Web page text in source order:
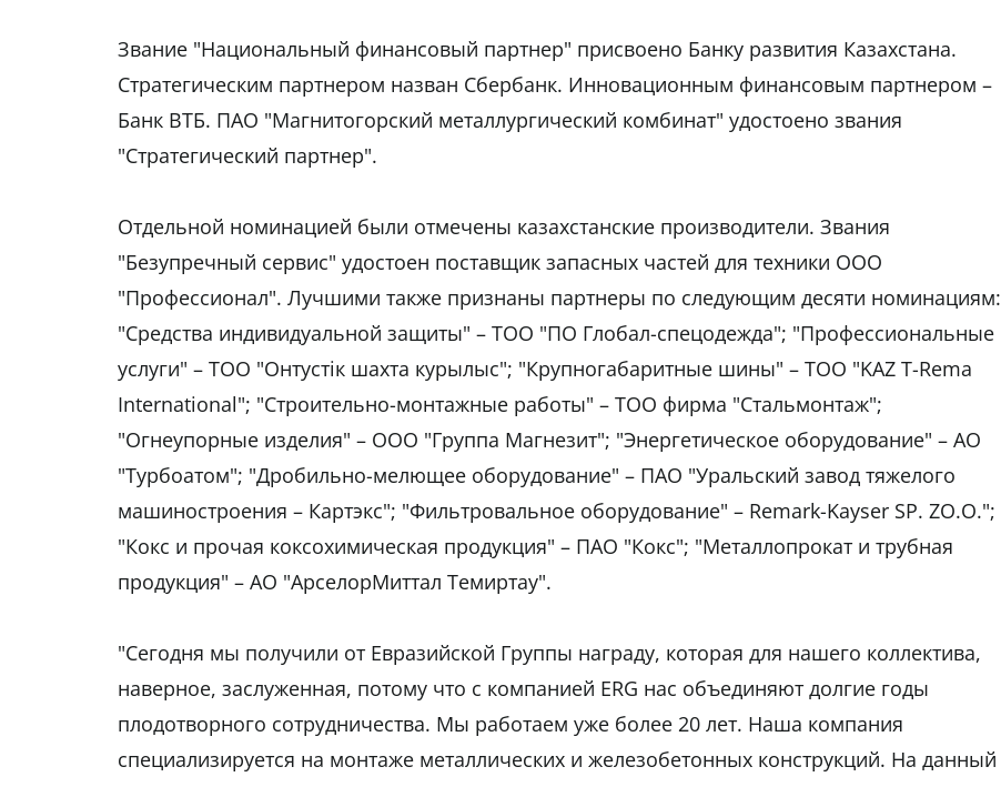
Звание "Национальный финансовый партнер" присвоено Банку развития Казахстана.
Стратегическим партнером назван Сбербанк. Инновационным финансовым партнером –
Банк ВТБ. ПАО "Магнитогорский металлургический комбинат" удостоено звания
"Стратегический партнер".
Отдельной номинацией были отмечены казахстанские производители. Звания
"Безупречный сервис" удостоен поставщик запасных частей для техники ООО
"Профессионал". Лучшими также признаны партнеры по следующим десяти номинациям:
"Средства индивидуальной защиты" – ТОО "ПО Глобал-спецодежда"; "Профессиональные
услуги" – ТОО "Онтустiк шахта курылыс"; "Крупногабаритные шины" – ТОО "KAZ T-Rema
International"; "Строительно-монтажные работы" – ТОО фирма "Стальмонтаж";
"Огнеупорные изделия" – ООО "Группа Магнезит"; "Энергетическое оборудование" – АО
"Турбоатом"; "Дробильно-мелющее оборудование" – ПАО "Уральский завод тяжелого
машиностроения – Картэкс"; "Фильтровальное оборудование" – Remark-Kayser SP. ZO.O.";
"Кокс и прочая коксохимическая продукция" – ПАО "Кокс"; "Металлопрокат и трубная
продукция" – АО "АрселорМиттал Темиртау".
"Сегодня мы получили от Евразийской Группы награду, которая для нашего коллектива,
наверное, заслуженная, потому что с компанией ERG нас объединяют долгие годы
плодотворного сотрудничества. Мы работаем уже более 20 лет. Наша компания
специализируется на монтаже металлических и железобетонных конструкций. На данный